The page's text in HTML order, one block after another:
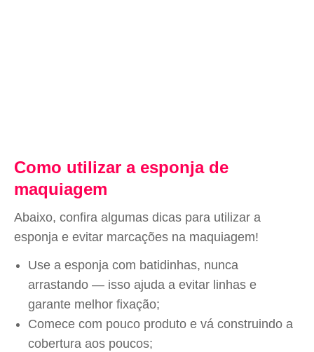
Como utilizar a esponja de
maquiagem
Abaixo, confira algumas dicas para utilizar a
esponja e evitar marcações na maquiagem!
Use a esponja com batidinhas, nunca
arrastando — isso ajuda a evitar linhas e
garante melhor fixação;
Comece com pouco produto e vá construindo a
cobertura aos poucos;